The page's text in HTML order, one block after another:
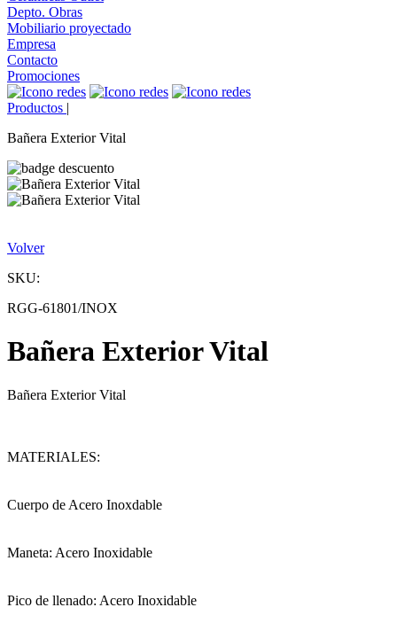
Depto. Obras
Mobiliario proyectado
Empresa
Contacto
Promociones
Productos |
Bañera Exterior Vital
Volver
SKU:
RGG-61801/INOX
Bañera Exterior Vital
Bañera Exterior Vital
MATERIALES:
Cuerpo de Acero Inoxdable
Maneta: Acero Inoxidable
Pico de llenado: Acero Inoxidable